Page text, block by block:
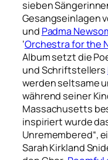
sieben
Gesangseinlagen
und Padma
‘Orchestra for the
Album setzt die
und Schriftstellers
werden seltsame
während seiner
Massachusetts
inspiriert wurde
Unremembered“,
Sarah Kirkland